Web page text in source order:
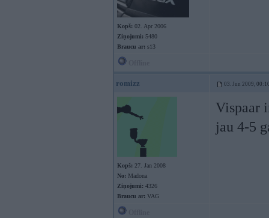
Kopš: 02. Apr 2006
Ziņojumi: 5480
Braucu ar: s13
romizz 03. Jun 2009,
Kopš: 27. Jan 2008
No: Madona
Ziņojumi: 4326
Braucu ar: VAG
Vispaar
jau 4-5